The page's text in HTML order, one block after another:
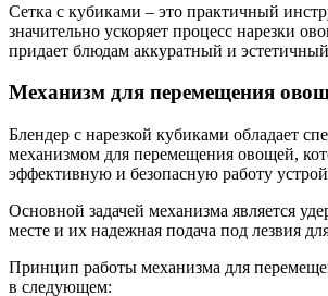
Сетка с кубиками – это практичный
значительно ускоряет процесс нарезки
придает блюдам аккуратный и
Механизм для перемещения
Блендер с нарезкой кубиками обладает
механизмом для перемещения овощей,
эффективную и безопасную работу
Основной задачей механизма является
месте и их надежная подача под лезвия
Принцип работы механизма для
в следующем: